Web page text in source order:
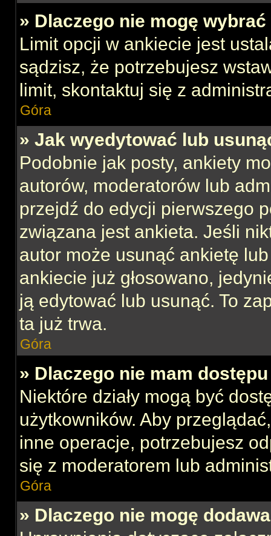
» Dlaczego nie mogę
Limit opcji w ankiecie jest
sądzisz, że potrzebujesz
limit, skontaktuj się z
Góra
» Jak wyedytować lub
Podobnie jak posty, ankiety
autorów, moderatorów lub
przejdź do edycji pierwszego
związana jest ankieta. Jeśli
autor może usunąć ankietę
ankiecie już głosowano,
ją edytować lub usunąć. To
ta już trwa.
Góra
» Dlaczego nie mam dostępu
Niektóre działy mogą być
użytkowników. Aby
inne operacje, potrzebujesz
się z moderatorem lub
Góra
» Dlaczego nie mogę